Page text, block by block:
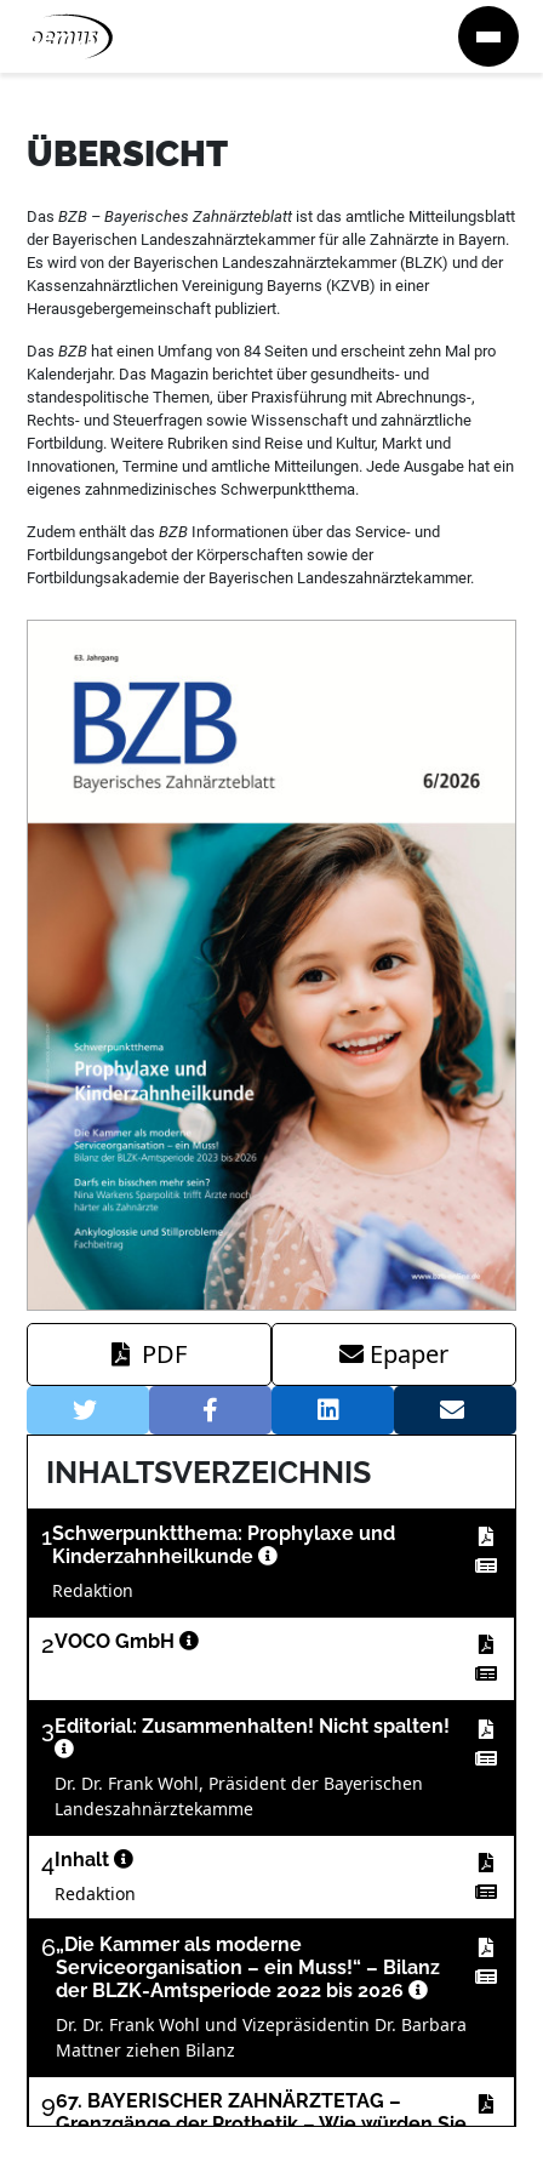
Zum Inhalt springen
ÜBERSICHT
DasBZB – Bayerisches Zahnärzteblatt ist das amtliche Mitteilungsblatt
der Bayerischen Landeszahnärztekammer für alle Zahnärzte in Bayern.
Es wird von der Bayerischen Landeszahnärztekammer (BLZK) und der
Kassenzahnärztlichen Vereinigung Bayerns (KZVB) in einer
Herausgebergemeinschaft publiziert.
DasBZB hat einen Umfang von 84 Seiten und erscheint zehn Mal pro
Kalenderjahr. Das Magazin berichtet über gesundheits- und
standespolitische Themen, über Praxisführung mit Abrechnungs-,
Rechts- und Steuerfragen sowie Wissenschaft und zahnärztliche
Fortbildung. Weitere Rubriken sind Reise und Kultur, Markt und
Innovationen, Termine und amtliche Mitteilungen. Jede Ausgabe hat ein
eigenes zahnmedizinisches Schwerpunktthema.
Zudem enthält dasBZB Informationen über das Service- und
Fortbildungsangebot der Körperschaften sowie der
Fortbildungsakademie der Bayerischen Landeszahnärztekammer.
PDF Epaper
INHALTSVERZEICHNIS
1Schwerpunktthema: Prophylaxe und
Kinderzahnheilkunde
Redaktion
2VOCO GmbH
3 Editorial: Zusammenhalten! Nicht spalten!
Dr. Dr. Frank Wohl, Präsident der Bayerischen
Landeszahnärztekamme
4 Inhalt
Redaktion
6„Die Kammer als moderne
Serviceorganisation – ein Muss!“ – Bilanz
der BLZK-Amtsperiode 2022 bis 2026
Dr. Dr. Frank Wohl und Vizepräsidentin Dr. Barbara
Mattner ziehen Bilanz
967. BAYERISCHER ZAHNÄRZTETAG –
Grenzgänge der Prothetik – Wie würden Sie